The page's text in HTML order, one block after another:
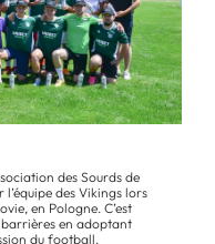
des Sourds de
des Vikings lors
en Pologne. C’est
en adoptant
du football.